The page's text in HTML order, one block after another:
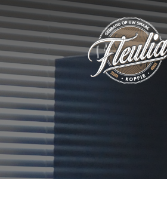
Skip
to
content